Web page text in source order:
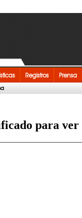
Registros Prensa
para